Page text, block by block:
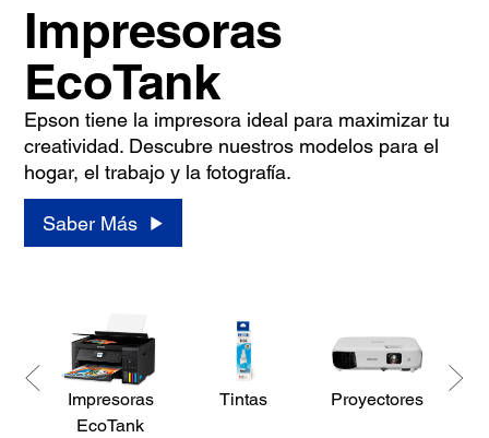
Impresoras
EcoTank
Epson tiene la impresora ideal para maximizar tu
creatividad. Descubre nuestros modelos para el
hogar, el trabajo y la fotografía.
Saber Más
Impresoras
EcoTank
Tintas Proyectores